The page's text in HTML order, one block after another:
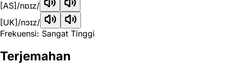
[AS] /nɒɪz/
[UK] /nɔɪz/
Frekuensi: Sangat Tinggi
Terjemahan